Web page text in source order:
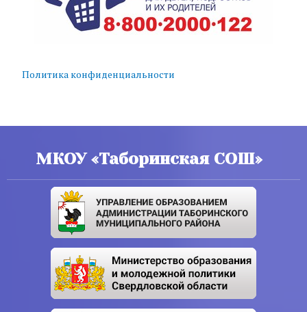
Политика конфиденциальности
МКОУ «Таборинская СОШ»